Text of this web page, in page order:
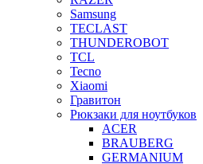
Samsung
TECLAST
THUNDEROBOT
TCL
Tecno
Xiaomi
Гравитон
Рюкзаки для ноутбуков
ACER
BRAUBERG
GERMANIUM